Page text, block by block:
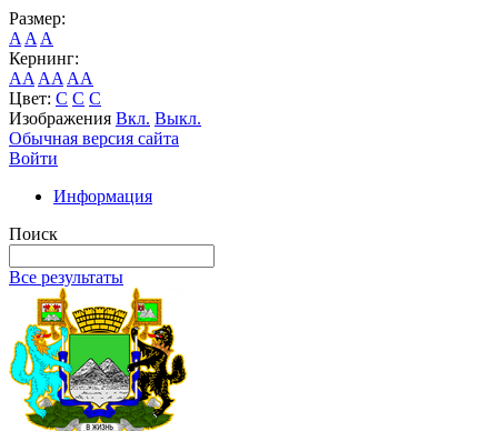
Размер:
A A A
Кернинг:
AA AA AA
Цвет: C C C
Изображения Вкл. Выкл.
Обычная версия сайта
Войти
Информация
Поиск
Все результаты